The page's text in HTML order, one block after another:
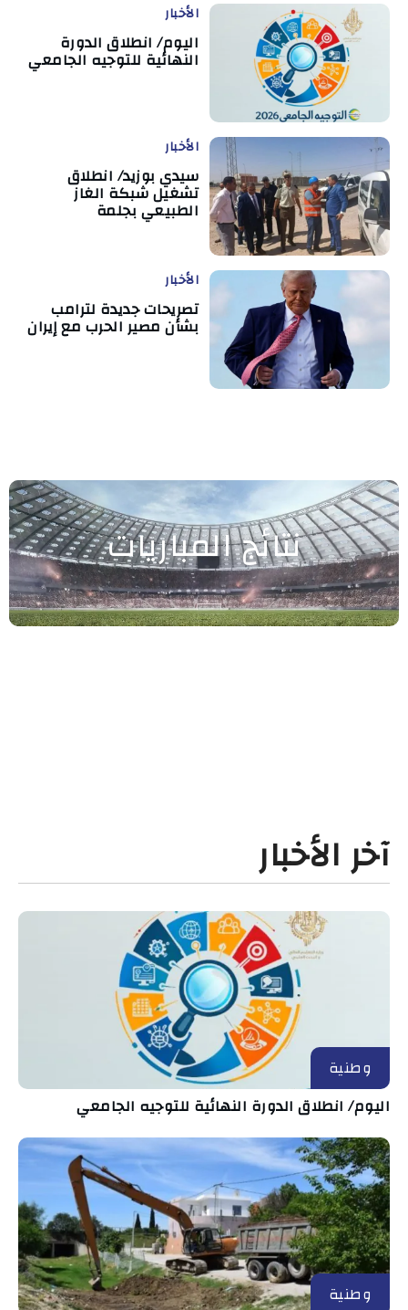
الأخبار
اليوم/ انطلاق الدورة
النهائية للتوجيه الجامعي
الأخبار
سيدي بوزيد/ انطلاق
تشغيل شبكة الغاز
الطبيعي بجلمة
الأخبار
تصريحات جديدة لترامب
بشأن مصير الحرب مع إيران
نتائج المباريات
آخر الأخبار
وطنية
اليوم/ انطلاق الدورة النهائية للتوجيه الجامعي
وطنية